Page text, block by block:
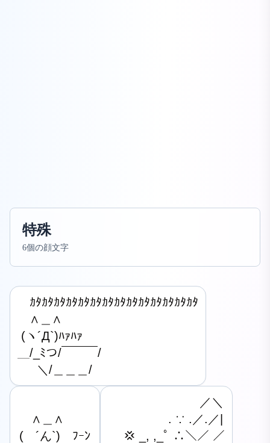
特殊
6個の顔文字
ｶﾀｶﾀｶﾀｶﾀｶﾀｶﾀｶﾀｶﾀｶﾀｶﾀｶﾀｶﾀｶﾀｶﾀ
∧＿∧
(ヽ´Д`)ﾊｧﾊｧ
＿/_ﾐつ/￣￣￣/
＼/＿＿＿/
∧＿∧
(　´ん`)　ﾌｰﾝ
／＼
. ∵ .／.／|
💢 _, ,_ﾟ ∴＼／ ／